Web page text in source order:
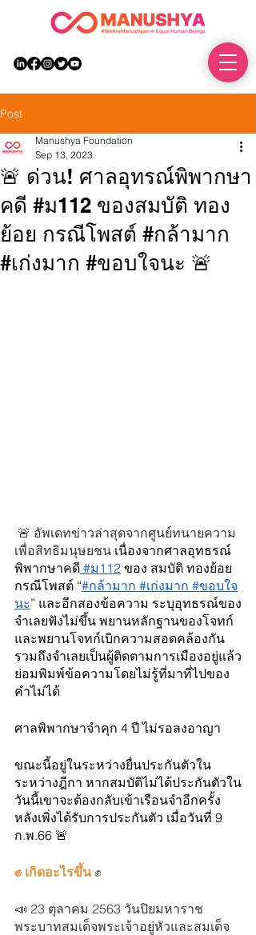
Post
🚨 ด่วน! ศาลอุทรณ์พิพากษา
คดี #ม112 ของสมบัติ ทอง
ย้อย กรณีโพสต์ #กล้ามาก
#เก่งมาก #ขอบใจนะ 🚨
Manushya Foundation
Sep 13, 2023
เพื่อสิทธิมนุษยชน เนื่องจากศาลอุทธรณ์
พิพากษาคดี #ม112 ของ สมบัติ ทองย้อย
กรณีโพสต์ “#กล้ามาก #เก่งมาก #ขอบใจ
นะ” และอีกสองข้อความ ระบุอุทธรณ์ของ
จำเลยฟังไม่ขึ้น พยานหลักฐานของโจทก์
และพยานโจทก์เบิกความสอดคล้องกัน
รวมถึงจำเลยเป็นผู้ติดตามการเมืองอยู่แล้ว
ย่อมพิมพ์ข้อความโดยไม่รู้ที่มาที่ไปของ
คำไม่ได้
ศาลพิพากษาจำคุก 4 ปี ไม่รอลงอาญา
ขณะนี้อยู่ในระหว่างยื่นประกันตัวใน
ระหว่างฎีกา หากสมบัติไม่ได้ประกันตัวใน
วันนี้เขาจะต้องกลับเข้าเรือนจำอีกครั้ง
หลังเพิ่งได้รับการประกันตัว เมื่อวันที่ 9
ก.พ.66 🚨
✊ เกิดอะไรขึ้น ✊
📣 23 ตุลาคม 2563 วันปิยมหาราช
พระบาทสมเด็จพระเจ้าอยู่หัวและสมเด็จ